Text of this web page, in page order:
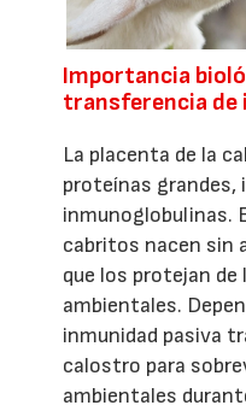
Importancia
transferencia de
La placenta de la
proteínas grandes,
inmunoglobulinas.
cabritos nacen sin
que los protejan
ambientales.
inmunidad pasiva
calostro para
ambientales